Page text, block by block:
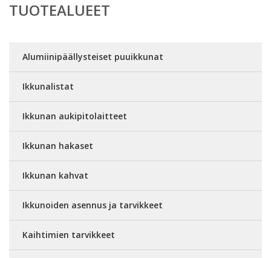
TUOTEALUEET
Alumiinipäällysteiset puuikkunat
Ikkunalistat
Ikkunan aukipitolaitteet
Ikkunan hakaset
Ikkunan kahvat
Ikkunoiden asennus ja tarvikkeet
Kaihtimien tarvikkeet